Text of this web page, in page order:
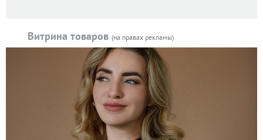
Витрина товаров (на правах рекламы)